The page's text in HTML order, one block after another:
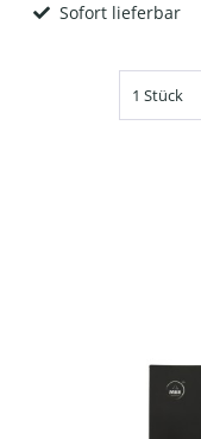
Sofort lieferbar